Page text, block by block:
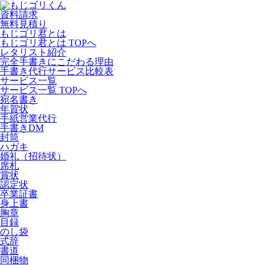
資料請求
無料見積り
もじゴリ君とは
もじゴリ君とは TOPへ
レタリスト紹介
完全手書きにこだわる理由
手書き代行サービス比較表
サービス一覧
サービス一覧 TOPへ
宛名書き
年賀状
手紙営業代行
手書きDM
封筒
ハガキ
婚礼（招待状）
席札
賞状
認定状
卒業証書
身上書
胸章
目録
のし袋
式辞
書道
同梱物